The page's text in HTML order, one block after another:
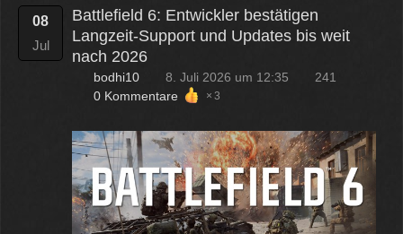
08
Jul
Battlefield 6: Entwickler bestätigen
Langzeit-Support und Updates bis weit
nach 2026
bodhi10 8. Juli 2026 um 12:35
241
0 Kommentare
3